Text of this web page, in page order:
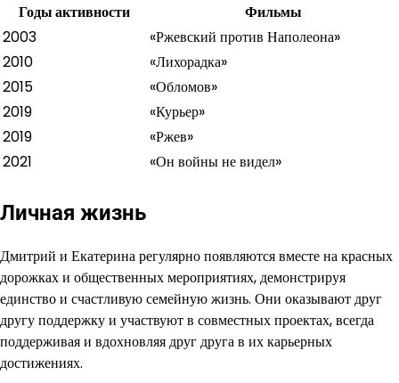
Годы активности
Фильмы
2003
«Ржевский против Наполеона»
2010
«Лихорадка»
2015
«Обломов»
2019
«Курьер»
2019
«Ржев»
2021
«Он войны не видел»
Личная жизнь
Дмитрий и Екатерина регулярно появляются вместе на красных
дорожках и общественных мероприятиях, демонстрируя
единство и счастливую семейную жизнь. Они оказывают друг
другу поддержку и участвуют в совместных проектах, всегда
поддерживая и вдохновляя друг друга в их карьерных
достижениях.